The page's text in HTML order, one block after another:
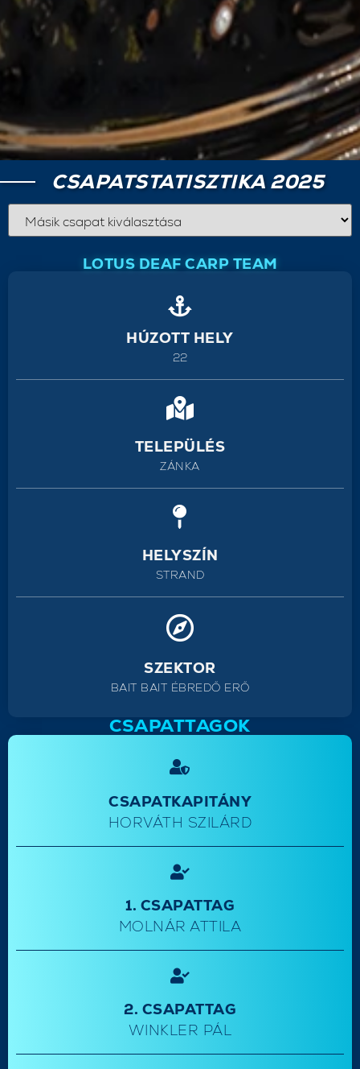
CSAPATSTATISZTIKA 2025
LOTUS DEAF CARP TEAM
HÚZOTT HELY
22
TELEPÜLÉS
ZÁNKA
HELYSZÍN
STRAND
SZEKTOR
BAIT BAIT ÉBREDŐ ERŐ
CSAPATTAGOK
CSAPATKAPITÁNY
HORVÁTH SZILÁRD
1. CSAPATTAG
MOLNÁR ATTILA
2. CSAPATTAG
WINKLER PÁL